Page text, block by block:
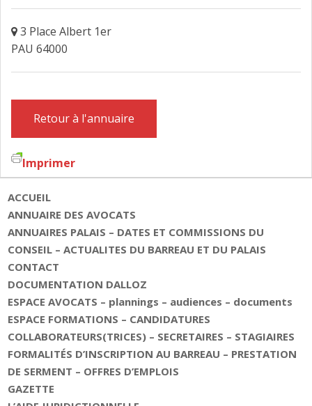
3 Place Albert 1er
PAU 64000
Retour à l'annuaire
Imprimer
ACCUEIL
ANNUAIRE DES AVOCATS
ANNUAIRES PALAIS – DATES ET COMMISSIONS DU
CONSEIL – ACTUALITES DU BARREAU ET DU PALAIS
CONTACT
DOCUMENTATION DALLOZ
ESPACE AVOCATS – plannings – audiences – documents
ESPACE FORMATIONS – CANDIDATURES
COLLABORATEURS(TRICES) – SECRETAIRES – STAGIAIRES
FORMALITÉS D’INSCRIPTION AU BARREAU – PRESTATION
DE SERMENT – OFFRES D’EMPLOIS
GAZETTE